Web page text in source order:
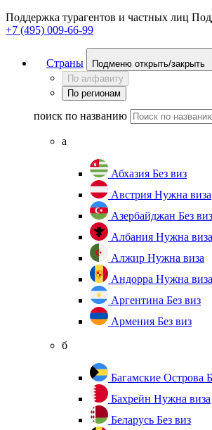
Поддержка турагентов и частных лиц
+7 (495) 009-66-99
Страны
Подменю открыть/закрыть
По алфавиту
По регионам
поиск по названию
а
Абхазия Без виз
Австрия Нужна виза
Азербайджан Без виз
Албания Нужна виза
Алжир Нужна виза
Андорра Нужна виза
Аргентина Без виз
Армения Без виз
б
Багамские Острова
Бахрейн Нужна виза
Беларусь Без виз